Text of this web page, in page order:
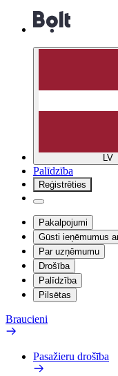
LV
Palīdzība
Reģistrēties
Pakalpojumi
Gūsti ieņēmumus
Par uzņēmumu
Drošība
Palīdzība
Pilsētas
Braucieni
Pasažieru drošība